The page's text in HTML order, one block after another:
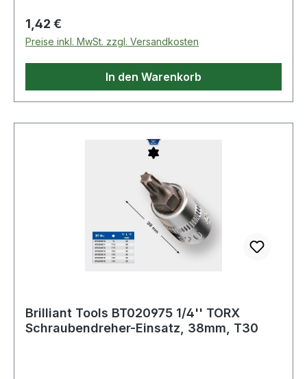
Regulärer Preis:
1,42 €
Preise inkl. MwSt. zzgl. Versandkosten
In den Warenkorb
Brilliant Tools BT020975 1/4'' TORX
Schraubendreher-Einsatz, 38mm, T30